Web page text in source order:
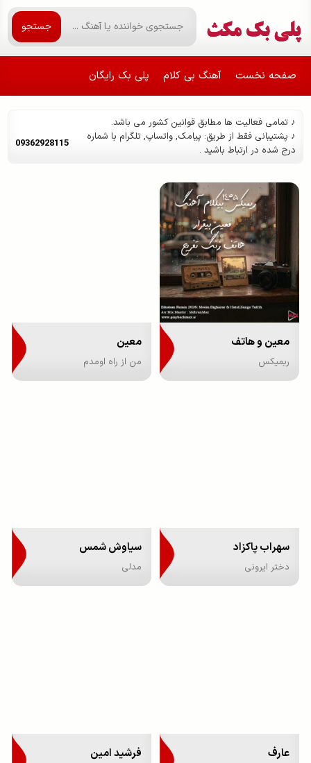
جستجو
صفحه نخست آهنگ بی کلام پلی بک رایگان
♪ تمامی فعالیت ها مطابق قوانین کشور می باشد.
♪ پشتیبانی فقط از طریق: پیامک, واتساپ, تلگرام با شماره
درج شده در ارتباط باشید .
09362928115
معین و هاتف
ریمیکس
معین
من از راه اومدم
سهراب پاکزاد
دختر ایرونی
سیاوش شمس
مدلی
عارف فرشید امین